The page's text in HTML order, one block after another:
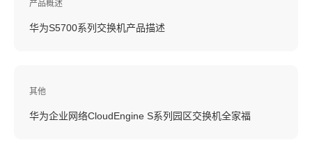
产品概述
华为S5700系列交换机产品描述
其他
华为企业网络CloudEngine S系列园区交换机全家福